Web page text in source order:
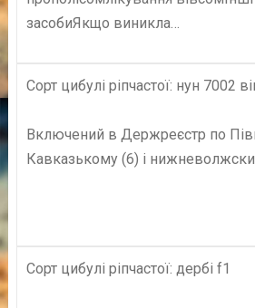
засобиЯкщо виникла…
Сорт цибулі ріпчастої: нун 7002
Включений в Держреєстр по
Кавказькому (6) і
Сорт цибулі ріпчастої: дербі f1